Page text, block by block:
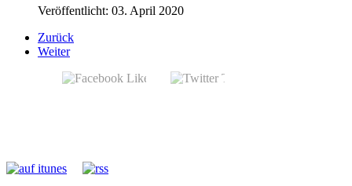
Veröffentlicht: 03. April 2020
Zurück
Weiter